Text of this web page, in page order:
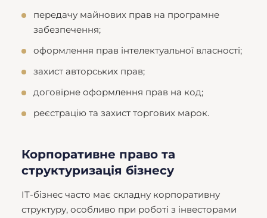
передачу майнових прав на програмне
забезпечення;
оформлення прав інтелектуальної власності;
захист авторських прав;
договірне оформлення прав на код;
реєстрацію та захист торгових марок.
Корпоративне право та
структуризація бізнесу
IT-бізнес часто має складну корпоративну
структуру, особливо при роботі з інвесторами